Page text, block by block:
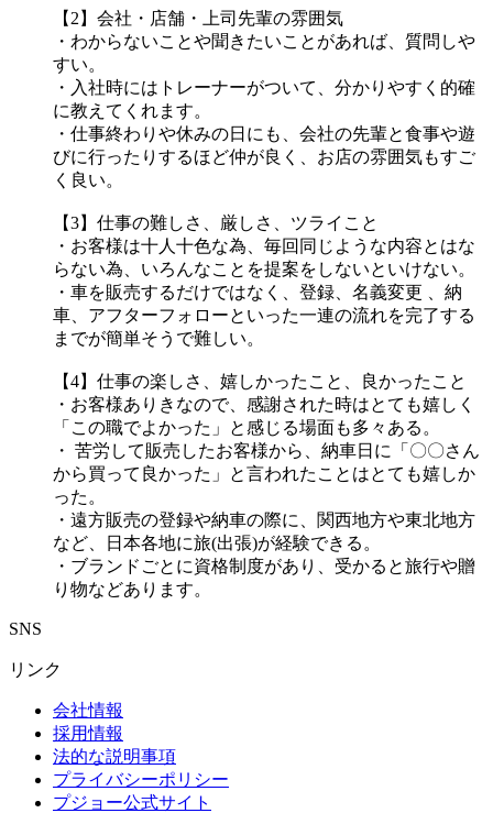
【2】会社・店舗・上司先輩の雰囲気
・わからないことや聞きたいことがあれば、質問しや
すい。
・入社時にはトレーナーがついて、分かりやすく的確
に教えてくれます。
・仕事終わりや休みの日にも、会社の先輩と食事や遊
びに行ったりするほど仲が良く、お店の雰囲気もすご
く良い。
【3】仕事の難しさ、厳しさ、ツライこと
・お客様は十人十色な為、毎回同じような内容とはな
らない為、いろんなことを提案をしないといけない。
・車を販売するだけではなく、登録、名義変更 、納
車、アフターフォローといった一連の流れを完了する
までが簡単そうで難しい。
【4】仕事の楽しさ、嬉しかったこと、良かったこと
・お客様ありきなので、感謝された時はとても嬉しく
「この職でよかった」と感じる場面も多々ある。
・ 苦労して販売したお客様から、納車日に「〇〇さん
から買って良かった」と言われたことはとても嬉しか
った。
・遠方販売の登録や納車の際に、関西地方や東北地方
など、日本各地に旅(出張)が経験できる。
・ブランドごとに資格制度があり、受かると旅行や贈
り物などあります。
SNS
リンク
会社情報
採用情報
法的な説明事項
プライバシーポリシー
プジョー公式サイト